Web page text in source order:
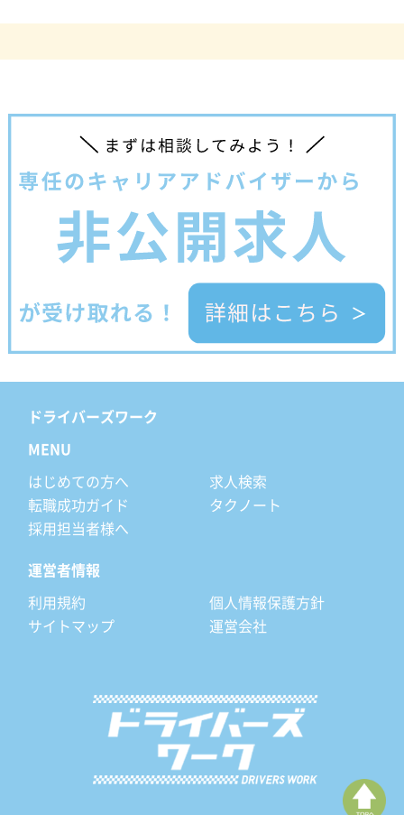
ドライバーズワーク
MENU
はじめての方へ
求人検索
転職成功ガイド
タクノート
採用担当者様へ
運営者情報
利用規約
個人情報保護方針
サイトマップ
運営会社